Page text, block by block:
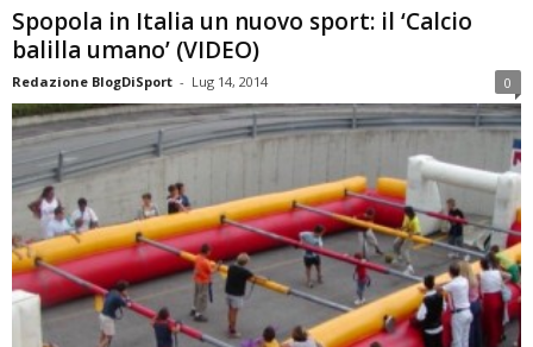
Spopola in Italia un nuovo sport: il ‘Calcio
balilla umano’ (VIDEO)
Redazione BlogDiSport - Lug 14, 2014 0